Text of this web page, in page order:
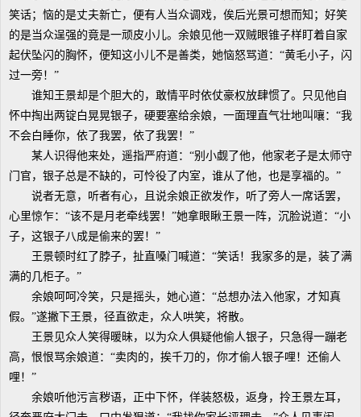
笑话；恼的是丈夫新亡，便有人当众调戏，俟后光景可想而知；好笑
的是当众逞强的竟是一顽皮小儿。余娘见他一双贼眼锥子样盯着自家
起伏坠闪的胸怀，便知这小儿不是善类，她恼怒骂道：“黄毛小子，闪
过一旁！”
谁知王景却是个胆大的，敢情平时依仗豪权放肆惯了。只见他自
怀中掏出两锭白晃晃银子，硬要塞给余娘，一面理直气壮地叫嚷：“我
不会白睡你，依了我罢，依了我罢！”
某人识得他来处，遥指严府道：“别小觑了他，他家老子是太师守
门官，银子总是不缺的，可怜役了内室，谁从了他，也是享福的。”
说者无意，听者有心，且说余娘正欲发作，听了旁人一席话罢，
心里惊乍：“该不是月老牵线罢！”她拿眼瞅王景一阵，沉脸说道：“小
子，这银子八成是偷来的罢！”
王景顿时红了脖子，扯直嗓门喊道：“笑话！我家多的是，装了满
满的几柜子。”
余娘呵呵冷笑，只是摇头，她心道：“总想办法入他家，才知真
假。”遂撇下王景，径直欲走，众人哄笑，将散。
王景见众人笑得暖昧，以为众人俱疑他偷人银子，只急得一蹦老
高，恨恨骂余娘道：“卖肉的，挨千刀的，你才偷人银子哩！还偷人
哩！”
余娘听他污言秽语，正中下怀，佯装怒极，返身，拎王景左耳，